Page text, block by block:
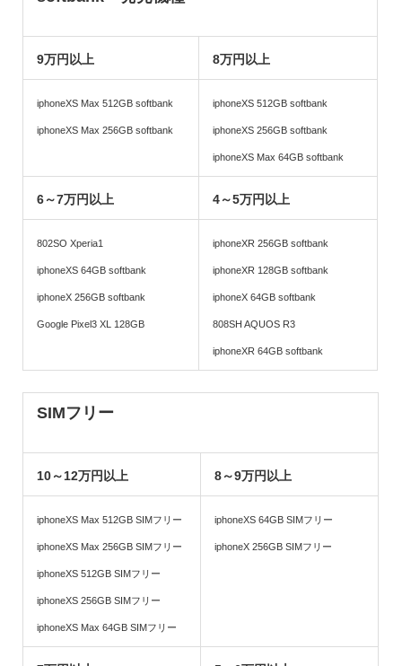
9万円以上 8万円以上
iphoneXS Max 512GB softbank
iphoneXS Max 256GB softbank
iphoneXS 512GB softbank
iphoneXS 256GB softbank
iphoneXS Max 64GB softbank
6～7万円以上 4～5万円以上
802SO Xperia1
iphoneXS 64GB softbank
iphoneX 256GB softbank
Google Pixel3 XL 128GB
iphoneXR 256GB softbank
iphoneXR 128GB softbank
iphoneX 64GB softbank
808SH AQUOS R3
iphoneXR 64GB softbank
SIMフリー
10～12万円以上 8～9万円以上
iphoneXS Max 512GB SIMフリー
iphoneXS Max 256GB SIMフリー
iphoneXS 512GB SIMフリー
iphoneXS 256GB SIMフリー
iphoneXS Max 64GB SIMフリー
iphoneXS 64GB SIMフリー
iphoneX 256GB SIMフリー